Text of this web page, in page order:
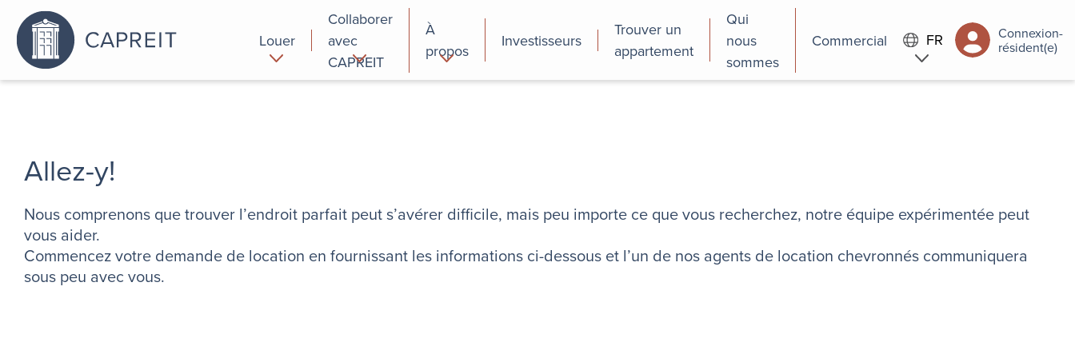
Louer
Collaborer
avec
CAPREIT
À
propos
Investisseurs
Trouver un
appartement
Qui
nous
sommes
Commercial FR
Connexion-
résident(e)
Allez-y!
Nous comprenons que trouver l’endroit parfait peut s’avérer difficile, mais peu importe ce que vous recherchez, notre équipe expérimentée peut
vous aider.
Commencez votre demande de location en fournissant les informations ci-dessous et l’un de nos agents de location chevronnés communiquera
sous peu avec vous.